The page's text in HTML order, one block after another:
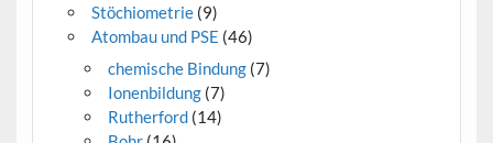
Stöchiometrie(9)
Atombau und PSE (46)
chemische Bindung (7)
Ionenbildung (7)
Rutherford (14)